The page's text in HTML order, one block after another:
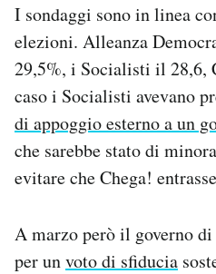
I sondaggi sono in linea
elezioni. Alleanza
29,5%, i Socialisti il 28,6,
caso i Socialisti avevano
di appoggio esterno a un
che sarebbe stato di
evitare che Chega!
A marzo però il governo
per unvoto di sfiducia